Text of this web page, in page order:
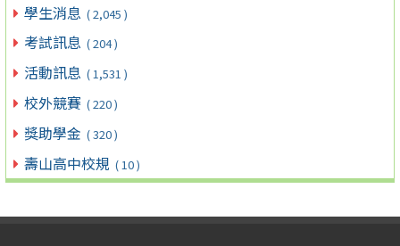
學生消息 ( 2,045 )
考試訊息 ( 204 )
活動訊息 ( 1,531 )
校外競賽 ( 220 )
獎助學金 ( 320 )
壽山高中校規 ( 10 )